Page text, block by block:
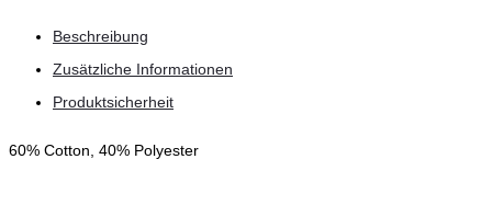
Beschreibung
Zusätzliche Informationen
Produktsicherheit
60% Cotton, 40% Polyester